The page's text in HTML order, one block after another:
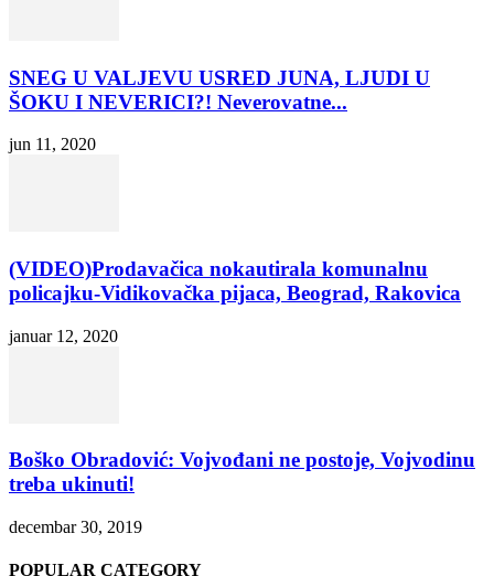
SNEG U VALJEVU USRED JUNA, LJUDI U
ŠOKU I NEVERICI?! Neverovatne...
jun 11, 2020
(VIDEO)Prodavačica nokautirala komunalnu
policajku-Vidikovačka pijaca, Beograd, Rakovica
januar 12, 2020
Boško Obradović: Vojvođani ne postoje, Vojvodinu
treba ukinuti!
decembar 30, 2019
POPULAR CATEGORY